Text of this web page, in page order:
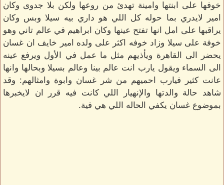
خوفها على ابنتها وامينة تهدئ من روعها ولكن بلا جدوى وكان
امير لايدري بما حوله كل اللي هو داري بيه سيلا وبس وكان
يراقبها على امل انها تفتح عينها وكان ابراهيم في عالم تاني وهو
خوفة على سيلا وزاد خوفه اكثر على ولده امير خايف ان غسان
يحضر الى القاهرة ويأذيهم مثل ما عمل في الأول ويرفع عينه
الى السماء ويقول يارب انت عالم بينا وعالم بسيلا وبحالها وانها
عانت كثير فيارب احميهم من شر غسان وابوة وامثالهم: وقد
شاهد حالة والدتها والإنهيار اللي كانت فيه قرر ان لايخبرها
بموضوع غسان يكفي الحاله اللي هي فية.